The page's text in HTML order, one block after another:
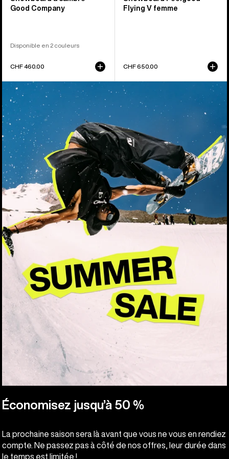
Good Company
Disponible en 2 couleurs
CHF 460.00
Économisez jusqu’à 50 %
La prochaine saison sera là avant que vous ne vous en rendiez
compte. Ne passez pas à côté de nos offres, leur durée dans
le temps est limitée !
Flying V femme
CHF 650.00